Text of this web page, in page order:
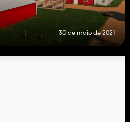
30 de maio de 2021